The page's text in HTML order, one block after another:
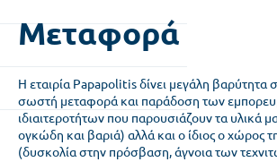
Μεταφορά
Η εταιρία Papapolitis δίνει μεγάλη βαρύτητα
σωστή μεταφορά και παράδοση των
ιδιαιτεροτήτων που παρουσιάζουν τα υλικά
ογκώδη και βαριά) αλλά και ο ίδιος ο χώρος
(δυσκολία στην πρόσβαση, άγνοια των